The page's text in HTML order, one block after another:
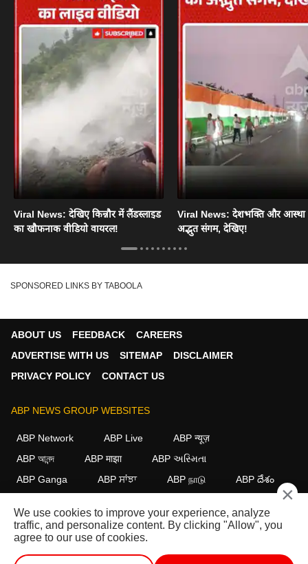
Viral News: देखिए किन्नौर में लैंडस्लाइड
का खौफनाक वीडियो वायरल!
Viral News: देशभक्ति और आस्था
अद्भुत संगम, देखिए!
SPONSORED LINKS BY TABOOLA
ABOUT US FEEDBACK
CAREERS
ADVERTISE WITH US
SITEMAP
DISCLAIMER
PRIVACY POLICY
CONTACT US
ABP NEWS GROUP WEBSITES
ABP Network ABP Live
ABP न्यूज़
ABP আনন্দ
ABP माझा
ABP અસ્મિતા
ABP Ganga
ABP ਸਾਂਝਾ ABP நாடு ABP దేశం
FOLLOW US
×
We use cookies to improve your experience, analyze
traffic, and personalize content. By clicking "Allow", you
agree to our use of cookies.